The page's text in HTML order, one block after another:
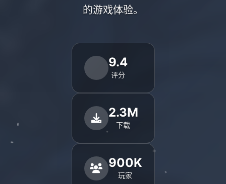
的游戏体验。
9.4
评分
2.3M
下载
900K
玩家